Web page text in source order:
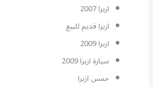
ازيرا 2007
ازيرا قديم للبيع
ازيرا 2009
سيارة ازيرا 2009
جمس ازيرا